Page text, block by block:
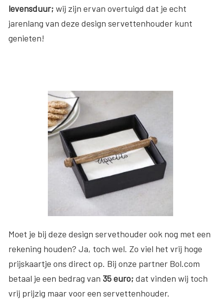
levensduur; wij zijn ervan overtuigd dat je echt
jarenlang van deze design servettenhouder kunt
genieten!
Moet je bij deze design servethouder ook nog met een
rekening houden? Ja, toch wel. Zo viel het vrij hoge
prijskaartje ons direct op. Bij onze partner Bol.com
betaal je een bedrag van 35 euro; dat vinden wij toch
vrij prijzig maar voor een servettenhouder.